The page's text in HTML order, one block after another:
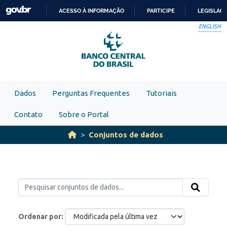
Skip to main content
PARA
O
CONTEÚDO
ACESSO À INFORMAÇÃO PARTICIPE
ENGLISH
Dados Perguntas Frequentes Tutoriais
Contato Sobre o Portal
Conjuntos de dados
Ordenar por